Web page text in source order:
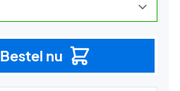
Bestel nu